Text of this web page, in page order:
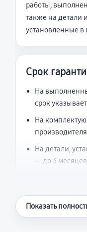
работы,
также на детали
установленные в
Срок
На
срок
На
На детали,
— до 3
Что
Показать